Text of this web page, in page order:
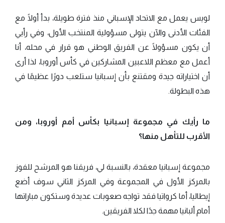
لويس يعمل مع الاتحاد الإسباني منذ فترة طويلة، بدأ أولًا مع
الفئات الأدنى والآن يتولى مسؤولية المنتخب الأول، وفي رأيي
أن يكون مسؤولًا عن الفريق الوطني هو قرار في محله، أنا
أعمل مع معظم اللاعبين المشاركين في كأس أوروبا، لذا أرى
أن اختياراته جيدة ومقتنع بأن إسبانيا ستلعب دورًا عظيمًا في
هذه البطولة.
ما رأيك في مجموعة إسبانيا بكأس أمم أوروبا، ومن
الأقرب للتأهل منها؟
مجموعة إسبانيا معقدة، بالنسبة لي، فريقنا هو المرشح للفوز
بالمركز الأول في المجموعة وفي المركز الثاني سوف أضع
إيطاليا، أما كرواتيا فقد تواجه صعوبات عديدة وستكون مباراتها
أمام ألبانيا مهمة جدًا لكلا الفريقين.